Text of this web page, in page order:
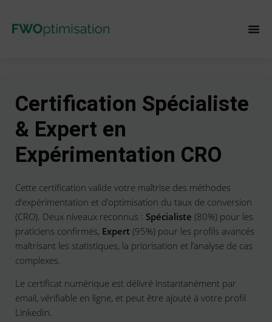
Certification Spécialiste
& Expert en
Expérimentation CRO
Cette certification valide votre maîtrise des méthodes
d’expérimentation et d’optimisation du taux de conversion
(CRO). Deux niveaux reconnus : Spécialiste (80%) pour les
praticiens confirmés, Expert (95%) pour les profils avancés
maîtrisant les statistiques, la priorisation et l’analyse de cas
complexes.
Le certificat numérique est délivré instantanément par
email, vérifiable en ligne, et peut être ajouté à votre profil
LinkedIn.